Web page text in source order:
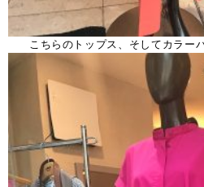
こちらのトップス、そしてカラー